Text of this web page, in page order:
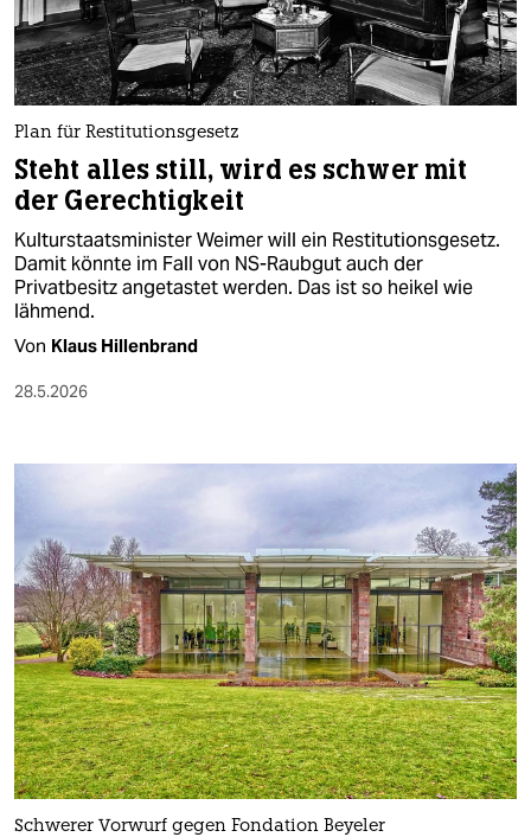
Plan für Restitutionsgesetz
Steht alles still, wird es schwer mit
der Gerechtigkeit
Kulturstaatsminister Weimer will ein Restitutionsgesetz.
Damit könnte im Fall von NS-Raubgut auch der
Privatbesitz angetastet werden. Das ist so heikel wie
lähmend.
Von Klaus Hillenbrand
28.5.2026
Schwerer Vorwurf gegen Fondation Beyeler